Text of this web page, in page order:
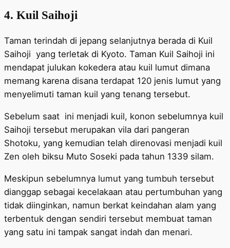
4. Kuil Saihoji
Taman terindah di jepang selanjutnya berada di Kuil
Saihoji yang terletak di Kyoto. Taman Kuil Saihoji ini
mendapat julukan kokedera atau kuil lumut dimana
memang karena disana terdapat 120 jenis lumut yang
menyelimuti taman kuil yang tenang tersebut.
Sebelum saat ini menjadi kuil, konon sebelumnya kuil
Saihoji tersebut merupakan vila dari pangeran
Shotoku, yang kemudian telah direnovasi menjadi kuil
Zen oleh biksu Muto Soseki pada tahun 1339 silam.
Meskipun sebelumnya lumut yang tumbuh tersebut
dianggap sebagai kecelakaan atau pertumbuhan yang
tidak diinginkan, namun berkat keindahan alam yang
terbentuk dengan sendiri tersebut membuat taman
yang satu ini tampak sangat indah dan menari.